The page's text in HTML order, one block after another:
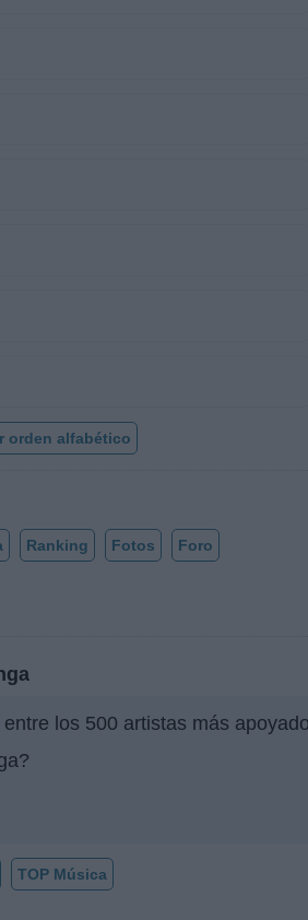
orden alfabético
Ranking Fotos Foro
entre los 500 artistas más
TOP Música